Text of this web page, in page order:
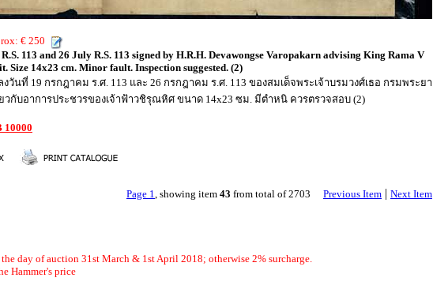
€ 250
113 and 26 July R.S. 113 signed by H.R.H. Devawongse Varopakarn advising King Rama V
Size 14x23 cm. Minor fault. Inspection suggested. (2)
ที่ 19 กรกฎาคม ร.ศ. 113 และ 26 กรกฎาคม ร.ศ. 113 ของสมเด็จพระเจ้าบรมวงศ์เธอ กรมพระยา
วกับอาการประชวรของเจ้าฟ้าวชิรุณหิศ ขนาด 14x23 ซม. มีตำหนิ ควรตรวจสอบ (2)
10000
Page 1, showing item 43 from total of 2703 Previous Item | Next Item
day of auction 31st March & 1st April 2018; otherwise 2% surcharge.
Hammer's price